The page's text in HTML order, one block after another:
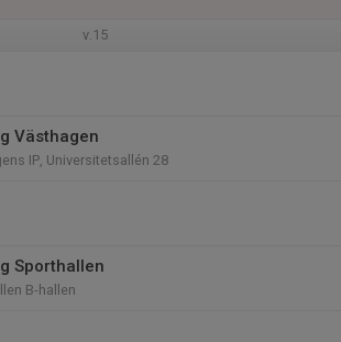
v.15
Västhagen
IP, Universitetsallén 28
Sporthallen
B-hallen